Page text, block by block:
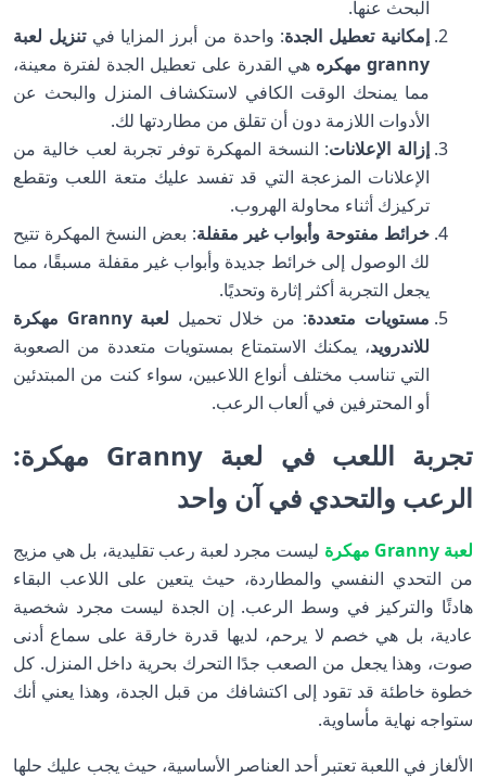
البحث عنها.
إمكانية تعطيل الجدة: واحدة من أبرز المزايا فيتنزيل لعبة
granny مهكره
هي القدرة على تعطيل الجدة لفترة معينة،
مما يمنحك الوقت الكافي لاستكشاف المنزل والبحث عن
الأدوات اللازمة دون أن تقلق من مطاردتها لك.
إزالة الإعلانات: النسخة المهكرة توفر تجربة لعب خالية من
الإعلانات المزعجة التي قد تفسد عليك متعة اللعب وتقطع
تركيزك أثناء محاولة الهروب.
خرائط مفتوحة وأبواب غير مقفلة: بعض النسخ المهكرة تتيح
لك الوصول إلى خرائط جديدة وأبواب غير مقفلة مسبقًا، مما
يجعل التجربة أكثر إثارة وتحديًا.
مستويات متعددة: من خلال تحميل
لعبة Granny مهكرة
للاندرويد، يمكنك الاستمتاع بمستويات متعددة من الصعوبة
التي تناسب مختلف أنواع اللاعبين، سواء كنت من المبتدئين
أو المحترفين في ألعاب الرعب.
تجربة اللعب في لعبة Granny مهكرة:
الرعب والتحدي في آن واحد
لعبة Granny مهكرة
ليست مجرد لعبة رعب تقليدية، بل هي مزيج
من التحدي النفسي والمطاردة، حيث يتعين على اللاعب البقاء
هادئًا والتركيز في وسط الرعب. إن الجدة ليست مجرد شخصية
عادية، بل هي خصم لا يرحم، لديها قدرة خارقة على سماع أدنى
صوت، وهذا يجعل من الصعب جدًا التحرك بحرية داخل المنزل. كل
خطوة خاطئة قد تقود إلى اكتشافك من قبل الجدة، وهذا يعني أنك
ستواجه نهاية مأساوية.
الألغاز في اللعبة تعتبر أحد العناصر الأساسية، حيث يجب عليك حلها